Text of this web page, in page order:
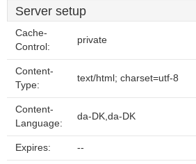
Server setup
Cache-
Control:
private
Content-
Type:
text/html; charset=utf-8
Content-
Language:
da-DK,da-DK
Expires: --